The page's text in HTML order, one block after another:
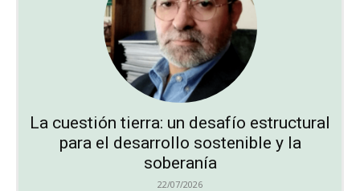
La cuestión tierra: un desafío estructural
para el desarrollo sostenible y la
soberanía
22/07/2026